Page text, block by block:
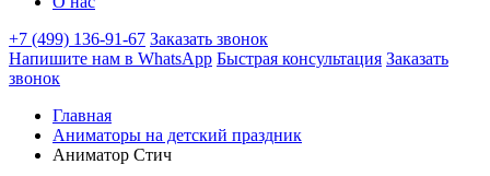
+7 (499) 136-91-67 Заказать звонок
Напишите нам в WhatsApp Быстрая консультация Заказать
звонок
Главная
Аниматоры на детский праздник
Аниматор Стич